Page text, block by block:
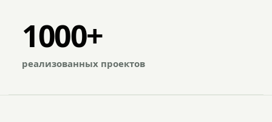
1000+
реализованных проектов